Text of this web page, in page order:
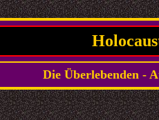
Die Überlebenden -